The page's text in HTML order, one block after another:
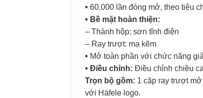
• 60.000 lần đóng mở, theo tiêu
• Bề mặt hoàn thiện:
– Thành hộp: sơn tĩnh điện
– Ray trượt: mạ kẽm
• Mở toàn phần với chức năng
• Điều chỉnh: Điều chỉnh chiều
Trọn bộ gồm: 1 cặp ray trượt
với Häfele logo.